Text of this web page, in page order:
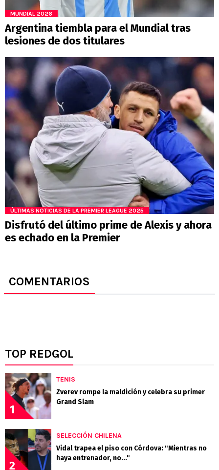
MUNDIAL 2026
Argentina tiembla para el Mundial tras
lesiones de dos titulares
ÚLTIMAS NOTICIAS DE LA PREMIER LEAGUE 2025
Disfrutó del último prime de Alexis y ahora
es echado en la Premier
COMENTARIOS
TOP REDGOL
1
TENIS
Zverev rompe la maldición y celebra su primer
Grand Slam
2
SELECCIÓN CHILENA
Vidal trapea el piso con Córdova: "Mientras no
haya entrenador, no..."